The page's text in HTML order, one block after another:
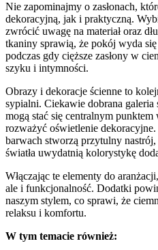
Nie zapominajmy o zasłonach,
dekoracyjną, jak i praktyczną.
zwrócić uwagę na materiał oraz
tkaniny sprawią, że pokój wyda
podczas gdy cięższe zasłony w
szyku i intymności.
Obrazy i dekoracje ścienne to
sypialni. Ciekawie dobrana galeria
mogą stać się centralnym
rozważyć oświetlenie
barwach stworzą przytulny nastrój,
światła uwydatnią kolorystykę
Włączając te elementy do
ale i funkcjonalność. Dodatki
naszym stylem, co sprawi, że
relaksu i komfortu.
W tym temacie również: